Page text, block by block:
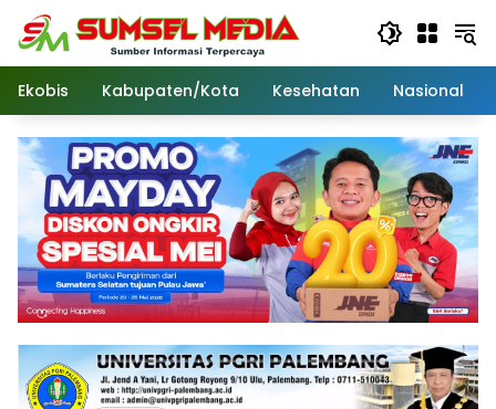
Langsung
konten
Ekobis
Kabupaten/Kota Kesehatan Nasional